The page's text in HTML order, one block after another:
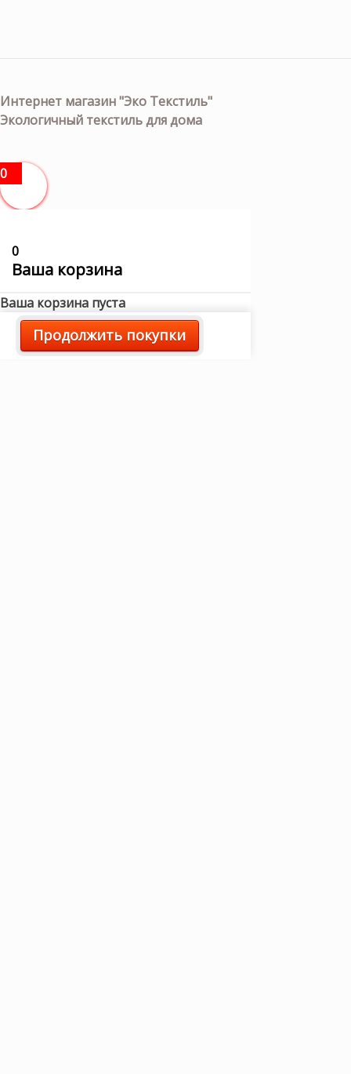
Интернет магазин "Эко Текстиль"
Экологичный текстиль для дома
0
0
Ваша корзина
Ваша корзина пуста
Продолжить покупки